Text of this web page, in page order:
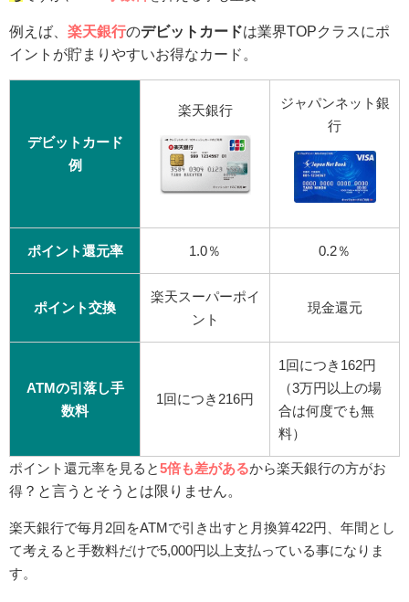
例えば、 楽天銀行のデビットカードは業界TOPクラスにポ
イントが貯まりやすいお得なカード。
デビットカード
例
楽天銀行
ジャパンネット銀
行
ポイント還元率 1.0％ 0.2％
ポイント交換
楽天スーパーポイ
ント
現金還元
ATMの引落し手
数料
1回につき216円
1回につき162円
（3万円以上の場
合は何度でも無
料）
ポイント還元率を見ると 5倍も差があるから楽天銀行の方がお
得 ？と言うとそうとは限りません。
楽天銀行で毎月2回をATMで引き出すと月換算422円、年間とし
て考えると手数料だけで5,000円以上支払っている事になりま
す。